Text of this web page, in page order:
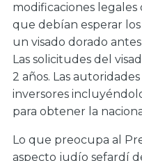
modificaciones
que debían esperar
un visado dorado
Las solicitudes del
2 años. Las
inversores
para obtener la
Lo que preocupa al
aspecto judío sefardí